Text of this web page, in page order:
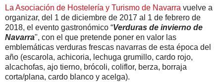
La Asociación de Hostelería y Turismo de Navarra vuelve a
organizar, del 1 de diciembre de 2017 al 1 de febrero de
2018, el evento gastronómico “Verduras de invierno de
Navarra", con el que pretende poner en valor las
emblemáticas verduras frescas navarras de esta época del
año (escarola, achicoria, lechuga grumillo, cardo rojo,
alcachofas, ajo tierno, brócoli, coliflor, berza, borraja
corta/plana, cardo blanco y acelga).